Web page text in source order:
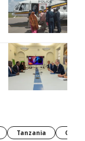
Tanzania CAF